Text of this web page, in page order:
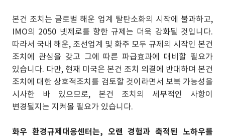
본건 조치는 글로벌 해운 업계 탈탄소화의 시작에 불과하고,
IMO의 2050 넷제로를 향한 규제는 더욱 강화될 것입니다.
따라서 국내 해운, 조선업계 및 화주 모두 규제의 시작인 본건
조치에 관심을 갖고 그에 따른 파급효과에 대비할 필요가
있습니다. 다만, 현재 미국은 본건 조치 의결에 반대하며 본건
조치에 대한 상호적조치를 검토할 것이라면서 보복 가능성을
시사한 바 있으므로, 본건 조치의 세부적인 사항이
변경될지는 지켜볼 필요가 있습니다.
화우 환경규제대응센터는, 오랜 경험과 축적된 노하우를